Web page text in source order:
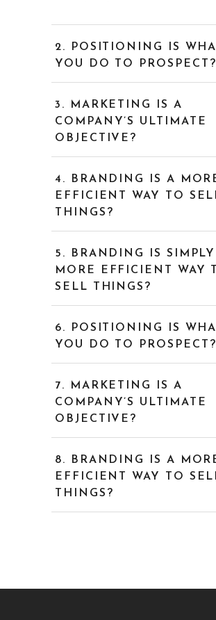
POSITIONING IS
YOU DO TO PROSPECT?
MARKETING IS A
COMPANY’S ULTIMATE
OBJECTIVE?
BRANDING IS A
EFFICIENT WAY TO
THINGS?
BRANDING IS
MORE EFFICIENT WAY
SELL THINGS?
POSITIONING IS
YOU DO TO PROSPECT?
MARKETING IS A
COMPANY’S ULTIMATE
OBJECTIVE?
BRANDING IS A
EFFICIENT WAY TO
THINGS?